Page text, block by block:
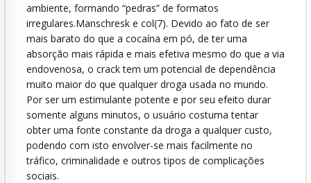
ambiente, formando “pedras” de formatos
irregulares.Manschresk e col(7). Devido ao fato de ser
mais barato do que a cocaína em pó, de ter uma
absorção mais rápida e mais efetiva mesmo do que a via
endovenosa, o crack tem um potencial de dependência
muito maior do que qualquer droga usada no mundo.
Por ser um estimulante potente e por seu efeito durar
somente alguns minutos, o usuário costuma tentar
obter uma fonte constante da droga a qualquer custo,
podendo com isto envolver-se mais facilmente no
tráfico, criminalidade e outros tipos de complicações
sociais.